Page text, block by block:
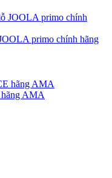
primo chính hãng
AMA